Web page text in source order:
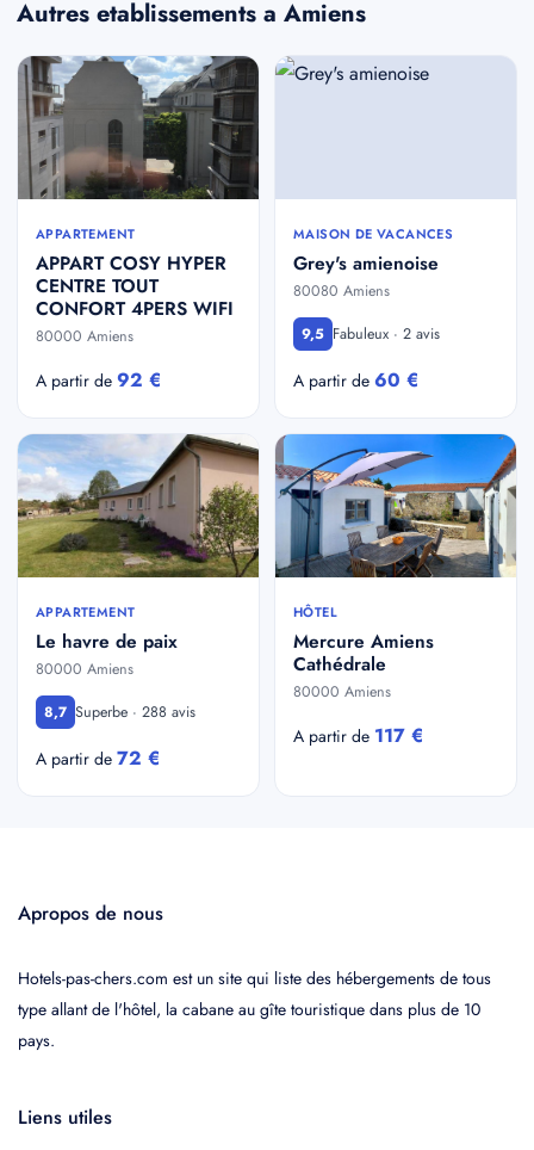
Autres etablissements a Amiens
APPARTEMENT
APPART COSY HYPER
CENTRE TOUT
CONFORT 4PERS WIFI
80000 Amiens
A partir de 92 €
MAISON DE VACANCES
Grey's amienoise
80080 Amiens
9,5 Fabuleux · 2 avis
A partir de 60 €
APPARTEMENT
Le havre de paix
80000 Amiens
8,7 Superbe · 288 avis
A partir de 72 €
HÔTEL
Mercure Amiens
Cathédrale
80000 Amiens
A partir de 117 €
Apropos de nous
Hotels-pas-chers.com est un site qui liste des hébergements de tous
type allant de l'hôtel, la cabane au gîte touristique dans plus de 10
pays.
Liens utiles